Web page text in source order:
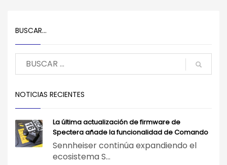
BUSCAR…
NOTICIAS RECIENTES
La última actualización de firmware de
Spectera añade la funcionalidad de Comando
Sennheiser continúa expandiendo el
ecosistema S...